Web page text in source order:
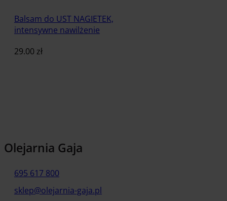
Balsam do UST NAGIETEK,
intensywne nawilżenie
29.00 zł
Olejarnia Gaja
695 617 800
sklep@olejarnia-gaja.pl